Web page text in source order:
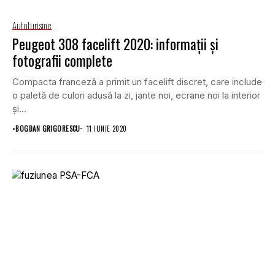
Autoturisme
Peugeot 308 facelift 2020: informații și
fotografii complete
Compacta franceză a primit un facelift discret, care include
o paletă de culori adusă la zi, jante noi, ecrane noi la interior
și...
•BOGDAN GRIGORESCU 11 IUNIE 2020